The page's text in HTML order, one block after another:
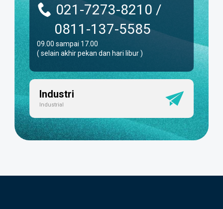
021-7273-8210 /
0811-137-5585
09.00 sampai 17.00
( selain akhir pekan dan hari libur )
Industri
Industrial